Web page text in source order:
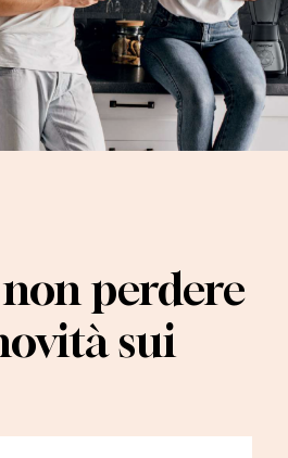
perdere
sui